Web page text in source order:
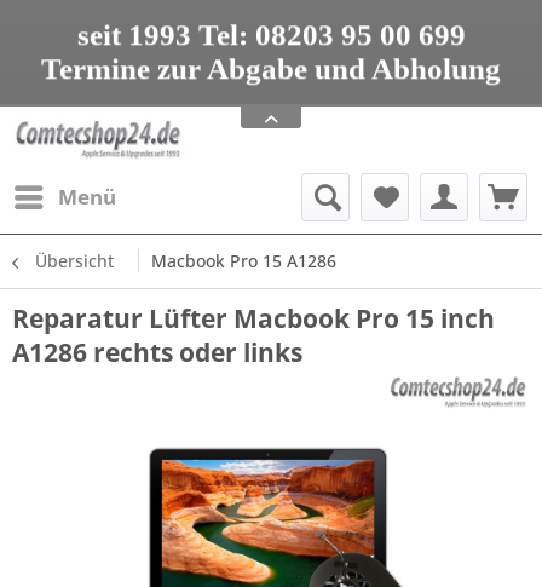
seit 1993 Tel: 08203 95 00 699
Termine zur Abgabe und Abholung
nur nach Vereinbarung
Apple Service, Upgrades und Zubehör
seit 1993 Tel: 08203 95 00 699
Menü
Übersicht Macbook Pro 15 A1286
Reparatur Lüfter Macbook Pro 15 inch
A1286 rechts oder links